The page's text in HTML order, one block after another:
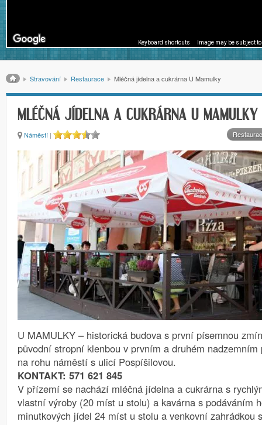
Keyboard shortcuts Image may be subject
Drobečková navigace
Stravování Restaurace Mléčná jídelna a cukrárna U Mamulky
MLÉČNÁ JÍDELNA A CUKRÁRNA U MAMULKY
Náměstí |
U MAMULKY – historická budova s první písemnou
původní stropní klenbou v prvním a druhém nadzemním
na rohu náměstí s ulicí Pospíšilovou.
KONTAKT: 571 621 845
V přízemí se nachází mléčná jídelna a cukrárna s
vlastní výroby (20 míst u stolu) a kavárna s podáváním
minutkových jídel 24 míst u stolu a venkovní zahrádkou